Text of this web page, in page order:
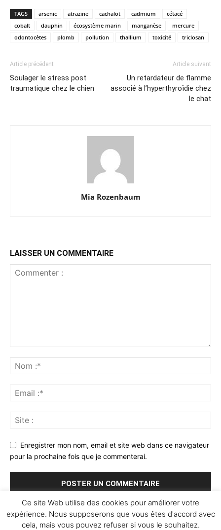
TAGS arsenic atrazine cachalot cadmium
cétacé
cobalt
dauphin écosystème marin manganèse
mercure
odontocètes
plomb pollution thallium toxicité triclosan
Article précédent
Soulager le stress post
traumatique chez le chien
Article suivant
Un retardateur de flamme
associé à l’hyperthyroïdie chez
le chat
Mia Rozenbaum
LAISSER UN COMMENTAIRE
Enregistrer mon nom, email et site web dans ce navigateur
pour la prochaine fois que je commenterai.
Ce site Web utilise des cookies pour améliorer votre
expérience. Nous supposerons que vous êtes d'accord avec
cela, mais vous pouvez refuser si vous le souhaitez.